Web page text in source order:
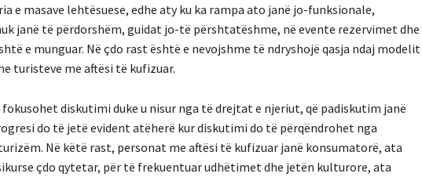
e masave lehtësuese, edhe aty ku ka rampa ato janë jo-funksionale,
janë të përdorshëm, guidat jo-të përshtatëshme, në evente rezervimet dhe
e munguar. Në çdo rast është e nevojshme të ndryshojë qasja ndaj modelit
turisteve me aftësi të kufizuar.
diskutimi duke u nisur nga të drejtat e njeriut, që padiskutim janë
do të jetë evident atëherë kur diskutimi do të përqëndrohet nga
Në këtë rast, personat me aftësi të kufizuar janë konsumatorë, ata
çdo qytetar, për të frekuentuar udhëtimet dhe jetën kulturore, ata